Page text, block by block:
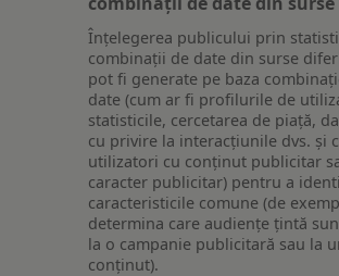
Înțelegerea publicului prin
combinații de date din surse
pot fi generate pe baza
date (cum ar fi profilurile de
statisticile, cercetarea de piață,
cu privire la interacțiunile dvs. și
utilizatori cu conținut publicitar
caracter publicitar) pentru a
caracteristicile comune (de
determina care audiențe țintă
la o campanie publicitară sau la
conținut).